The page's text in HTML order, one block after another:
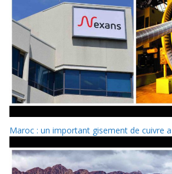
Maroc : un important gisement de cuivre